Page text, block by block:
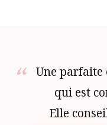
Une parfaite
qui est
Elle